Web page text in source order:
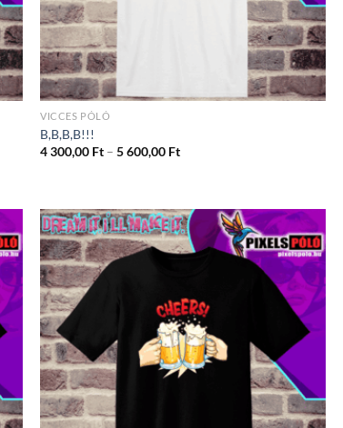
VICCES PÓLÓ
B,B,B,B!!!
4 300,00 Ft – 5 600,00 FtÁrtartomány:
600,00 Ft